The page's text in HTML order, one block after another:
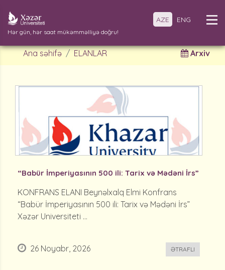
Hər gün, hər saat mükəmməlliyə doğru!
AZE ENG
Ana səhifə ELANLAR Arxiv
“Babür İmperiyasının 500 ili: Tarix və Mədəni İrs”
KONFRANS ELANI Beynəlxalq Elmi Konfrans
“Babür İmperiyasının 500 ili: Tarix və Mədəni İrs”
Xəzər Universiteti ...
26 Noyabr, 2026 ƏTRAFLI